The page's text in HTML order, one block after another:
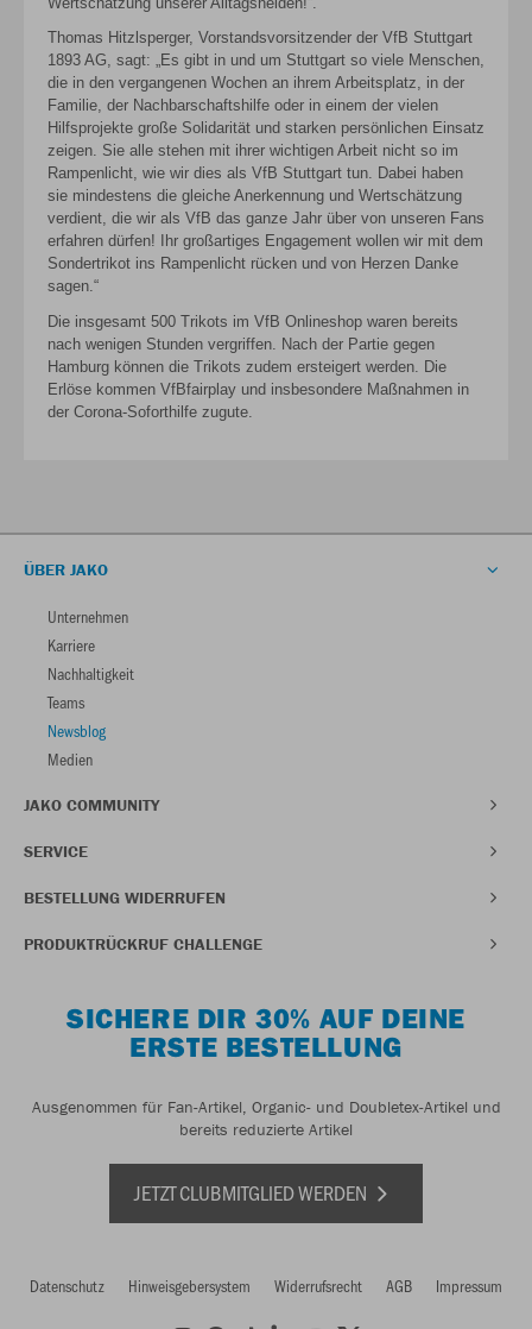
Thomas Hitzlsperger, Vorstandsvorsitzender der VfB Stuttgart
1893 AG, sagt: „Es gibt in und um Stuttgart so viele Menschen,
die in den vergangenen Wochen an ihrem Arbeitsplatz, in der
Familie, der Nachbarschaftshilfe oder in einem der vielen
Hilfsprojekte große Solidarität und starken persönlichen Einsatz
zeigen. Sie alle stehen mit ihrer wichtigen Arbeit nicht so im
Rampenlicht, wie wir dies als VfB Stuttgart tun. Dabei haben
sie mindestens die gleiche Anerkennung und Wertschätzung
verdient, die wir als VfB das ganze Jahr über von unseren Fans
erfahren dürfen! Ihr großartiges Engagement wollen wir mit dem
Sondertrikot ins Rampenlicht rücken und von Herzen Danke
sagen.“
Die insgesamt 500 Trikots im VfB Onlineshop waren bereits
nach wenigen Stunden vergriffen. Nach der Partie gegen
Hamburg können die Trikots zudem ersteigert werden. Die
Erlöse kommen VfBfairplay und insbesondere Maßnahmen in
der Corona-Soforthilfe zugute.
ÜBER JAKO
Unternehmen
Karriere
Nachhaltigkeit
Teams
Newsblog
Medien
JAKO COMMUNITY
SERVICE
BESTELLUNG WIDERRUFEN
PRODUKTRÜCKRUF CHALLENGE
SICHERE DIR 30% AUF DEINE
ERSTE BESTELLUNG
Ausgenommen für Fan-Artikel, Organic- und Doubletex-Artikel und
bereits reduzierte Artikel
JETZT CLUBMITGLIED WERDEN
Datenschutz Hinweisgebersystem Widerrufsrecht AGB Impressum